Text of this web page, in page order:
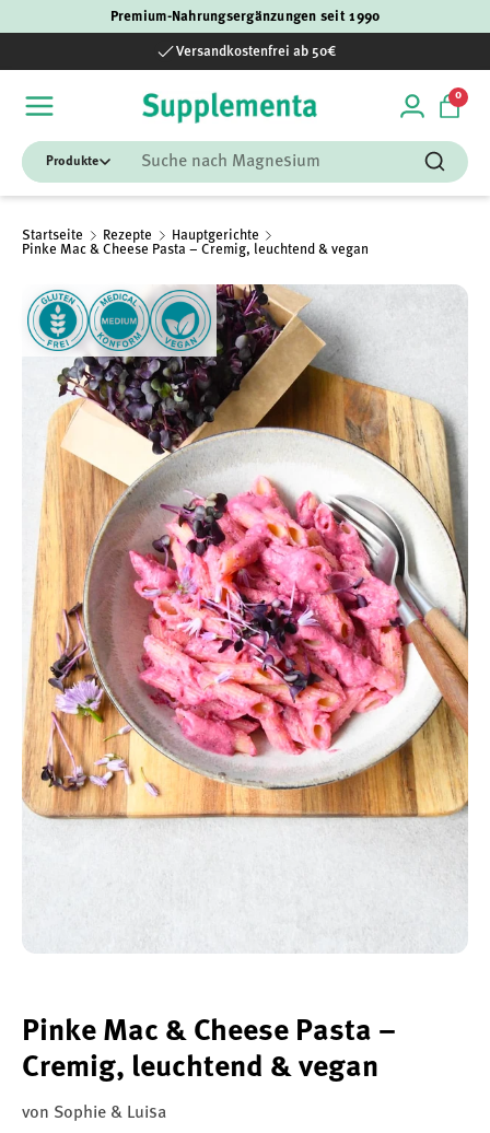
Premium-Nahrungsergänzungen seit 1990
Versandkostenfrei ab 50€
Einloggen
00
Suchen
Suchen
Startseite Rezepte
Hauptgerichte
Pinke Mac & Cheese Pasta – Cremig, leuchtend & vegan
Pinke Mac & Cheese Pasta –
Cremig, leuchtend & vegan
von Sophie & Luisa